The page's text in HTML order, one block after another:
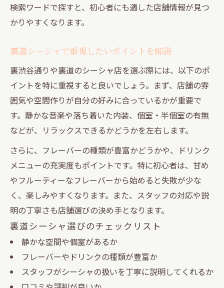
検索ワードで探すと、初心者にも適した店舗情報が見つ
かりやすくなります。
裏道シーシャで重視したいポイントを解説
裏渋谷通りや裏道のシーシャ店を選ぶ際には、以下のポ
イントを特に重視すると良いでしょう。まず、店舗の雰
囲気や空間作りが自分の好みに合っているかが重要で
す。静かな音楽や落ち着いた内装、個室・半個室の有無
などが、リラックスできるかどうかを左右します。
さらに、フレーバーの種類が豊富かどうかや、ドリンク
メニューの充実度もポイントです。特に初心者は、甘め
やフルーティーなフレーバーから始めると失敗が少な
く、楽しみやすくなります。また、スタッフの対応や説
明の丁寧さも店舗選びの決め手となります。
裏道シーシャ選びのチェックリスト
静かな空間や個室があるか
フレーバーやドリンクの種類が豊富か
スタッフがシーシャの扱いを丁寧に説明してくれるか